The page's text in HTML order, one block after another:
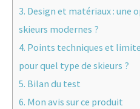
3. Design et matériaux : une
skieurs modernes ?
4. Points techniques et
pour quel type de skieurs ?
5. Bilan du test
6. Mon avis sur ce produit